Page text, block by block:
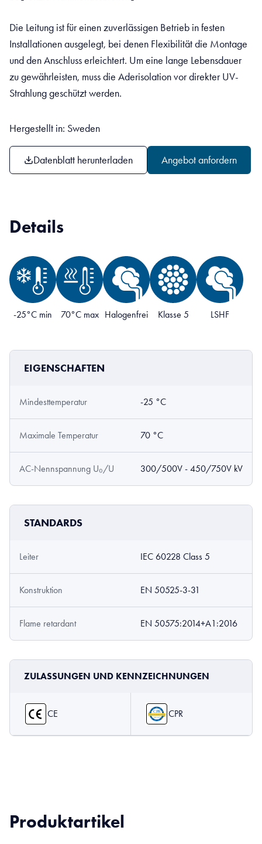
Die Leitung ist für einen zuverlässigen Betrieb in festen
Installationen ausgelegt, bei denen Flexibilität die Montage
und den Anschluss erleichtert. Um eine lange Lebensdauer
zu gewährleisten, muss die Aderisolation vor direkter UV-
Strahlung geschützt werden.
Hergestellt in: Sweden
Datenblatt herunterladen Angebot anfordern
Details
-25°C min 70°C max Halogenfrei Klasse 5 LSHF
EIGENSCHAFTEN
Mindesttemperatur -25 °C
Maximale Temperatur 70 °C
AC-Nennspannung U₀/U 300/500V - 450/750V kV
STANDARDS
Leiter IEC 60228 Class 5
Konstruktion EN 50525-3-31
Flame retardant EN 50575:2014+A1:2016
ZULASSUNGEN UND KENNZEICHNUNGEN
CE CPR
Produktartikel